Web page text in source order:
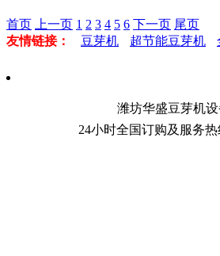
首页 上一页 1 2 3 4 5 6 下一页 尾页
友情链接：
豆芽机 超节能豆芽机
潍坊华盛豆芽机
24小时全国订购及服务热